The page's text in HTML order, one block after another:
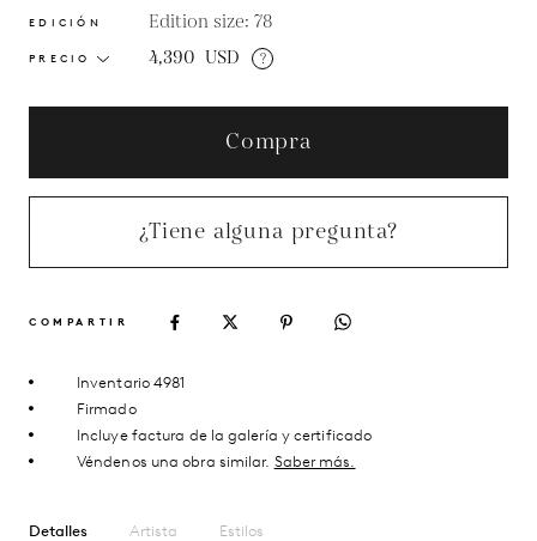
EDICIÓN Edition size: 78
PRECIO 4,390 USD ?
Compra
¿Tiene alguna pregunta?
COMPARTIR
Inventario 4981
Firmado
Incluye factura de la galería y certificado
Véndenos una obra similar. Saber más.
Detalles Artista Estilos